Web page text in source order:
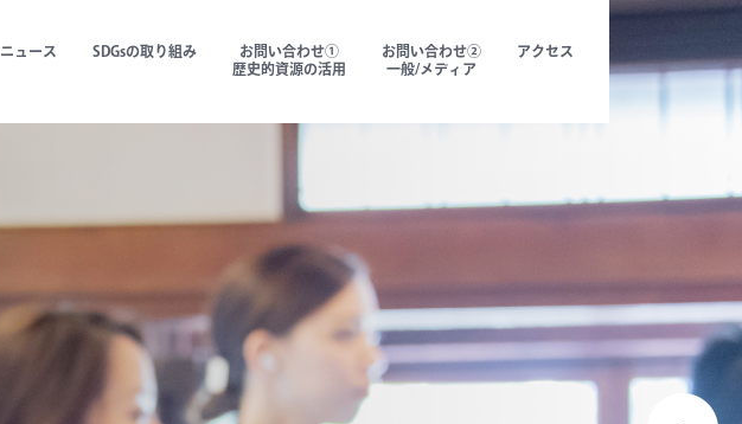
ニュース SDGsの取り組み
お問い合わせ①
歴史的資源の活用
お問い合わせ②
一般/メディア
アクセス